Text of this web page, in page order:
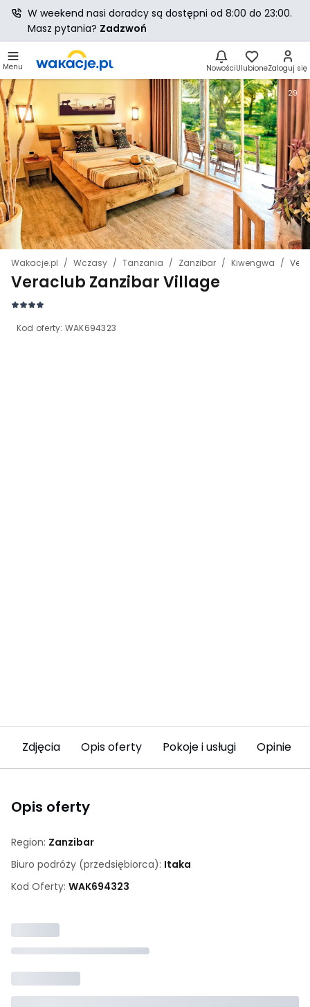
Menu NowościUlubioneZaloguj się
Wakacje.pl Wczasy Tanzania Zanzibar Kiwengwa
Veraclub Zanzibar Village
Kod oferty: WAK694323
29
Zdjęcia Opis oferty Pokoje i usługi Opinie
Opis oferty
Region: Zanzibar
Biuro podróży (przedsiębiorca): Itaka
Kod Oferty: WAK694323
W weekend nasi doradcy są dostępni od 8:00 do 23:00.
Masz pytania? Zadzwoń